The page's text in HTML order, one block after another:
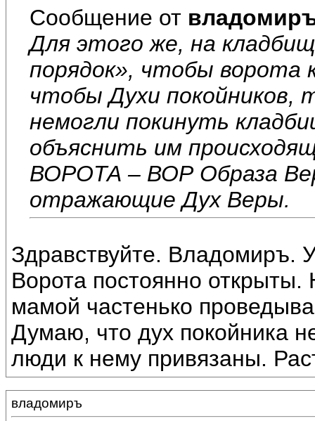
Сообщение от
Для этого же, на
порядок», чтобы ворота
чтобы Духи покойников,
немогли покинуть
объяснить им
ВОРОТА – ВОР Образа
отражающие Дух Веры.
Здравствуйте. Владомиръ.
Ворота постоянно
мамой частенько
Думаю, что дух покойника
люди к нему привязаны.
владомиръ